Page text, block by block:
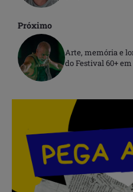
Próximo
Arte, memória e
do Festival 60+
.